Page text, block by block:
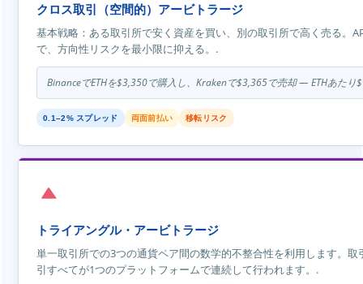
クロス取引（空間的）アービトラージ
基本戦略：ある取引所で安く資産を買い、別の取引所で高く売る。
で、方向性リスクを最小限に抑える。.
BinanceでETHを$3,350で購入し、Krakenで$3,365で売却 — ETHあたり
0.1–2% スプレッド 両面前払い 移転リスク
トライアングル・アービトラージ
単一取引所での3つの通貨ペア間の数学的不整合性を利用します。
引すべてが1つのプラットフォームで連続して行われます。.